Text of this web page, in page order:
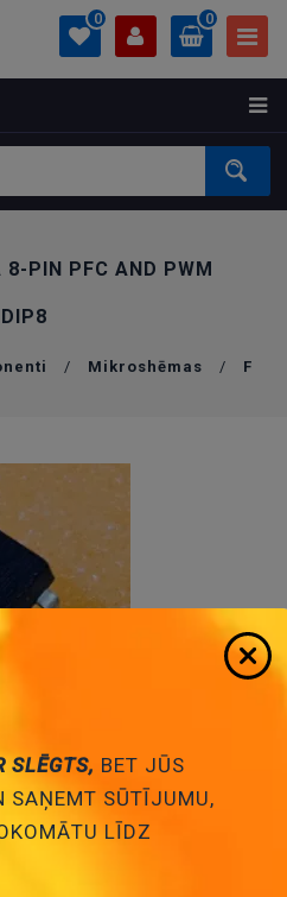
0 0
0.00 €
8-PIN PFC AND PWM
/ Mikroshēmas / F
SLĒGTS, BET JŪS
SAŅEMT SŪTĪJUMU,
LĪDZ